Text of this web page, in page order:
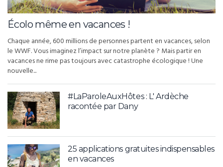
Écolo même en vacances !
Chaque année, 600 millions de personnes partent en vacances, selon
le WWF. Vous imaginez l’impact sur notre planète ? Mais partir en
vacances ne rime pas toujours avec catastrophe écologique ! Une
nouvelle...
#LaParoleAuxHôtes : L' Ardèche
racontée par Dany
25 applications gratuites indispensables
en vacances